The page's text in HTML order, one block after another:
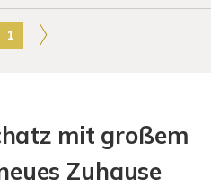
1
mit großem
Zuhause